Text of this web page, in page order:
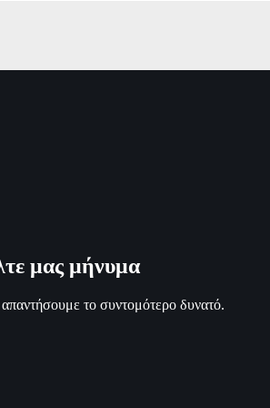
μας μήνυμα
το συντομότερο δυνατό.